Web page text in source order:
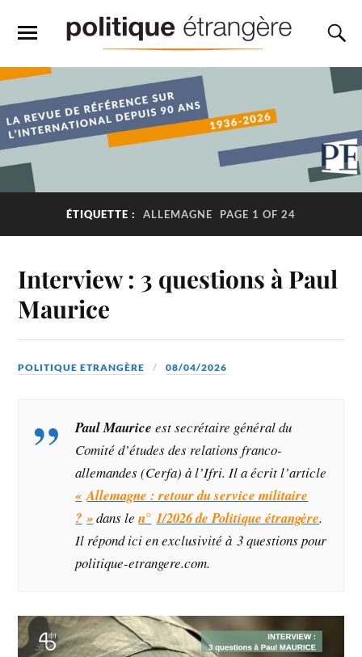
ÉTIQUETTE : ALLEMAGNE PAGE 1 OF 24
Interview : 3 questions à Paul
Maurice
POLITIQUE ETRANGÈRE 08/04/2026
Paul Maurice est secrétaire général du
Comité d’études des relations franco-
allemandes (Cerfa) à l’Ifri. Il a écrit l’article
« Allemagne : retour du service militaire
? »dans len° 1/2026 de Politique étrangère.
Il répond ici en exclusivité à 3 questions pour
politique-etrangere.com.